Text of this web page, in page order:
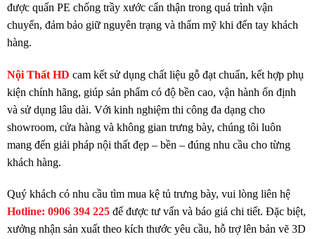
được quấn PE chống trầy xước cẩn thận trong quá trình vận
chuyển, đảm bảo giữ nguyên trạng và thẩm mỹ khi đến tay khách
hàng.
Nội Thất HD cam kết sử dụng chất liệu gỗ đạt chuẩn, kết hợp phụ
kiện chính hãng, giúp sản phẩm có độ bền cao, vận hành ổn định
và sử dụng lâu dài. Với kinh nghiệm thi công đa dạng cho
showroom, cửa hàng và không gian trưng bày, chúng tôi luôn
mang đến giải pháp nội thất đẹp – bền – đúng nhu cầu cho từng
khách hàng.
Quý khách có nhu cầu tìm mua kệ tủ trưng bày, vui lòng liên hệ
Hotline: 0906 394 225 để được tư vấn và báo giá chi tiết. Đặc biệt,
xưởng nhận sản xuất theo kích thước yêu cầu, hỗ trợ lên bản vẽ 3D